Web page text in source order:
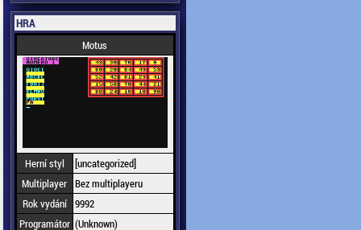
HRA
Motus
Herní styl
[uncategorized]
Multiplayer Bez multiplayeru
Rok vydání 9992
Programátor (Unknown)